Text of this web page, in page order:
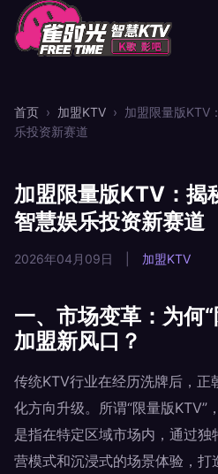
首页 › 加盟KTV › 加盟限量版KTV
乐投资新赛道
加盟限量版KTV：揭
智慧娱乐投资新赛道
2026年04月09日 加盟KTV
一、市场变革：为何
加盟新风口？
传统KTV行业在经历洗牌后，正
化方向升级。所谓“限量版KTV”
是指在特定区域市场内，通过
营模式和沉浸式的场景体验，